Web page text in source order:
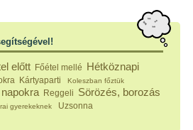
előtt Főétel mellé Hétköznapi
Kártyaparti
Koleszban főztük
Reggeli Sörözés, borozás
gyerekeknek
Uzsonna